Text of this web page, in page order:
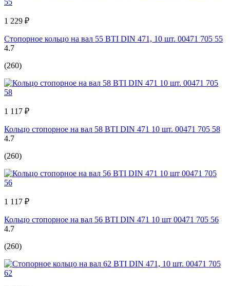
1 229 ₽
Стопорное кольцо на вал 55 BTI DIN 471, 10 шт. 00471 705 55
4.7
(260)
1 117 ₽
Кольцо стопорное на вал 58 BTI DIN 471 10 шт. 00471 705 58
4.7
(260)
1 117 ₽
Кольцо стопорное на вал 56 BTI DIN 471 10 шт 00471 705 56
4.7
(260)